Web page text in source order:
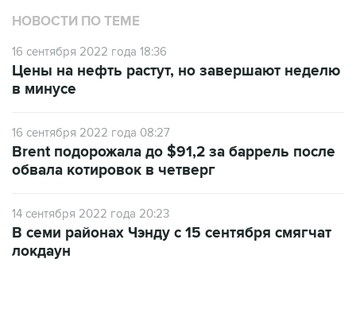
НОВОСТИ ПО ТЕМЕ
16 сентября 2022 года 18:36
Цены на нефть растут, но завершают неделю
в минусе
16 сентября 2022 года 08:27
Brent подорожала до $91,2 за баррель после
обвала котировок в четверг
14 сентября 2022 года 20:23
В семи районах Чэнду с 15 сентября смягчат
локдаун